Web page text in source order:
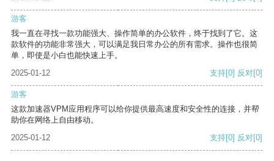
游客
我一直在寻找一款功能强大、操作简单的办公软件，终于找到了它。这
款软件的功能非常强大，可以满足我日常办公的所有需求。操作也很简
单，即使是小白也能快速上手。
2025-01-12
支持[0] 反对[0]
游客
这款加速器VPM应用程序可以给你提供最高速度和安全性的连接，并帮
助你在网络上自由移动。
2025-01-12
支持[0] 反对[0]